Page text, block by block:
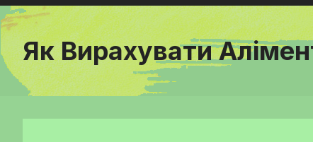
Як Вирахувати